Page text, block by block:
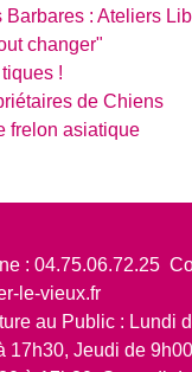
Barbares : Ateliers
changer"
!
de Chiens
frelon asiatique
: 04.75.06.72.25
le-vieux.fr
au Public : Lundi
17h30, Jeudi de